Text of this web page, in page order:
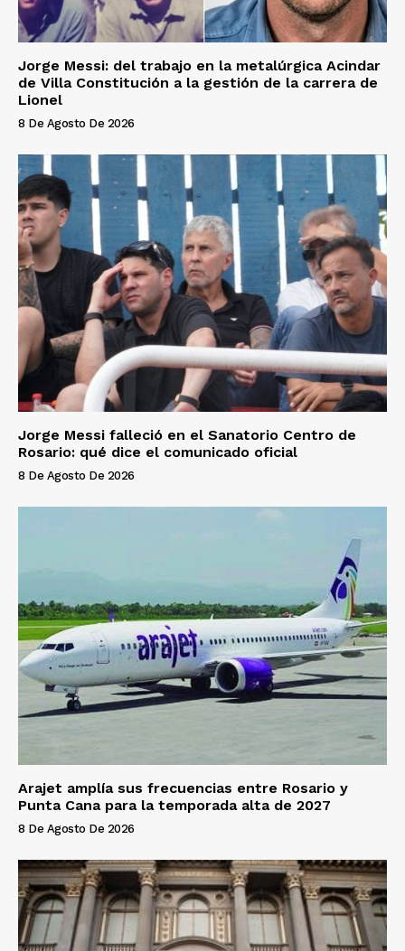
Jorge Messi: del trabajo en la metalúrgica Acindar
de Villa Constitución a la gestión de la carrera de
Lionel
8 De Agosto De 2026
Jorge Messi falleció en el Sanatorio Centro de
Rosario: qué dice el comunicado oficial
8 De Agosto De 2026
Arajet amplía sus frecuencias entre Rosario y
Punta Cana para la temporada alta de 2027
8 De Agosto De 2026